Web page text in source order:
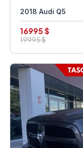
2018 Audi Q5
16995 $
19995 $